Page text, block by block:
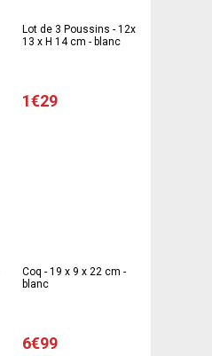
Lot de 3 Poussins - 12x
13 x H 14 cm - blanc
1€29
Coq - 19 x 9 x 22 cm -
blanc
6€99